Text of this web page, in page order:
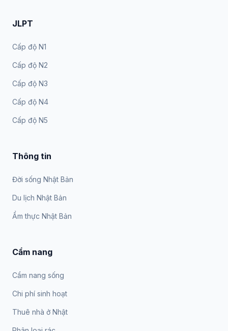
JLPT
Cấp độ N1
Cấp độ N2
Cấp độ N3
Cấp độ N4
Cấp độ N5
Thông tin
Đời sống Nhật Bản
Du lịch Nhật Bản
Ẩm thực Nhật Bản
Cẩm nang
Cẩm nang sống
Chi phí sinh hoạt
Thuê nhà ở Nhật